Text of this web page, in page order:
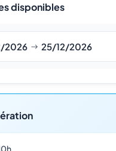
disponibles
2026 25/12/2026